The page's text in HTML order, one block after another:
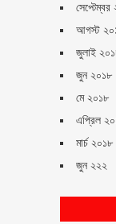
আগস্ট
জুলাই
জুন ২০১৮
মে ২০১৮
এপ্রিল
মার্চ ২০১৮
জুন ২২২